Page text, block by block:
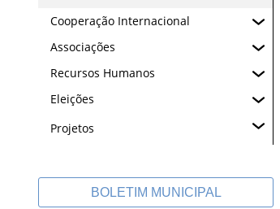
Cooperação Internacional
Associações
Recursos Humanos
Eleições
Projetos
BOLETIM MUNICIPAL